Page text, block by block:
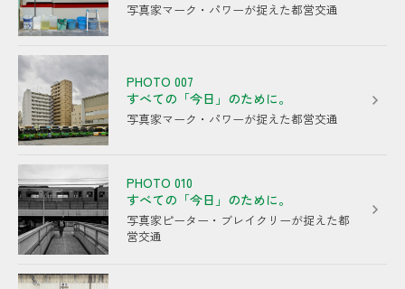
写真家マーク・パワーが捉えた都営交通
PHOTO 007
すべての「今日」のために。
写真家マーク・パワーが捉えた都営交通
PHOTO 010
すべての「今日」のために。
写真家ピーター・ブレイクリーが捉えた都
営交通